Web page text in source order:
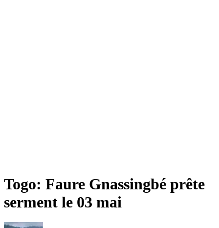
Togo: Faure Gnassingbé prête
serment le 03 mai